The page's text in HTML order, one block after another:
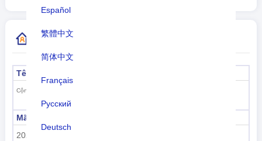
Español
繁體中文
简体中文
Français
Русский
Deutsch
Thêm thông tin mã quốc gia
Tên chính thức
Cộng hòa Guinea Xích đạo
Mã tiểu vùng
202